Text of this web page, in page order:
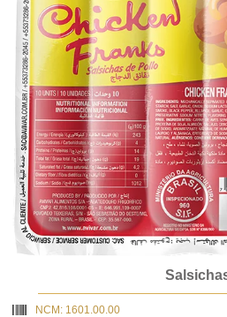
NCM: 1601.00.00